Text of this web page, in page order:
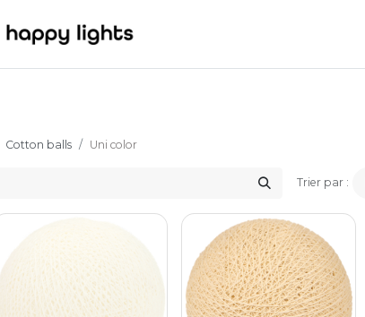
Cotton balls Uni color
Trier par :